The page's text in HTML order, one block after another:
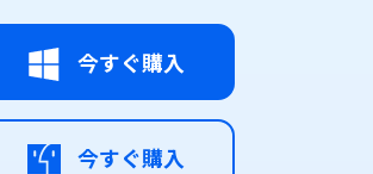
今すぐ購入
今すぐ購入